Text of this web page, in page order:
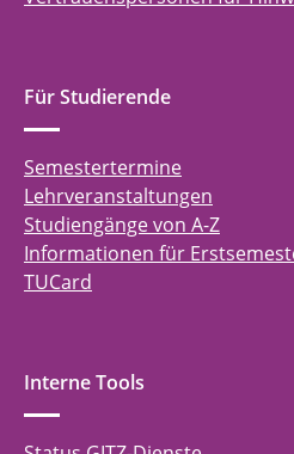
Für Studierende
Semestertermine
Lehrveranstaltungen
Studiengänge von A-Z
Informationen für
TUCard
Interne Tools